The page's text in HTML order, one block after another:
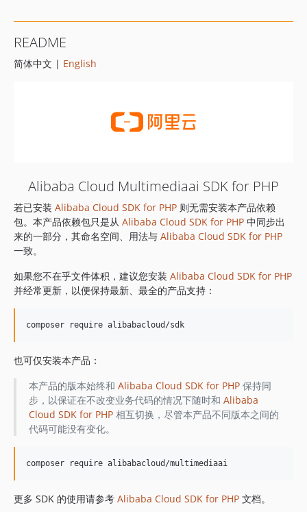
1.8.879
1.8.878
1.8.869
1.8.852
1.8.851
1.8.850
1.8.849
1.8.848
1.8.847
1.8.845
1.8.843
1.8.842
1.8.841
1.8.839
1.8.838
1.8.835
README
简体中文 | English
Alibaba Cloud Multimediaai SDK for PHP
若已安装 Alibaba Cloud SDK for PHP 则无需安装本产品依赖
包。本产品依赖包只是从 Alibaba Cloud SDK for PHP 中同步出
来的一部分，其命名空间、用法与 Alibaba Cloud SDK for PHP
一致。
如果您不在乎文件体积，建议您安装 Alibaba Cloud SDK for PHP
并经常更新，以便保持最新、最全的产品支持：
也可仅安装本产品：
本产品的版本始终和 Alibaba Cloud SDK for PHP保持同
步，以保证在不改变业务代码的情况下随时和 Alibaba
Cloud SDK for PHP相互切换，尽管本产品不同版本之间的
代码可能没有变化。
更多 SDK 的使用请参考 Alibaba Cloud SDK for PHP 文档。